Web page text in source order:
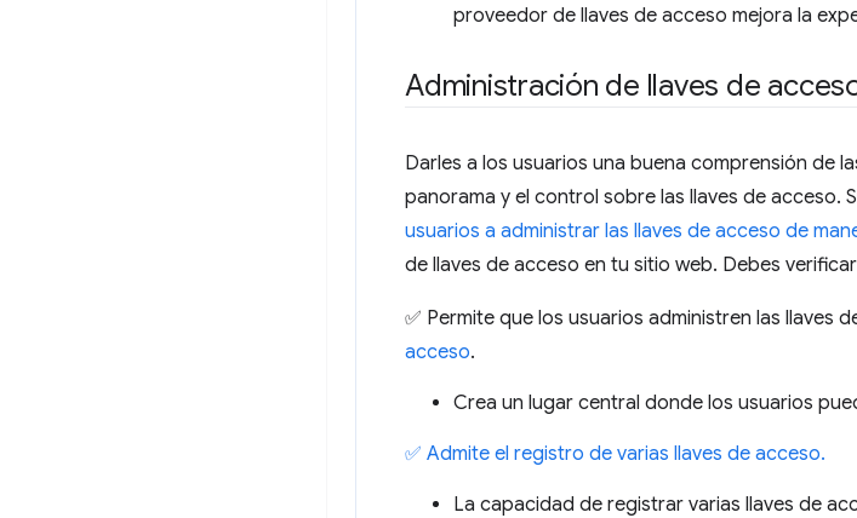
proveedor de llaves de acceso mejora la
Administración de llaves de
Darles a los usuarios una buena comprensión de
panorama y el control sobre las llaves de acceso.
usuarios a administrar las llaves de acceso de
de llaves de acceso en tu sitio web. Debes
✅ Permite que los usuarios administren las llaves
acceso.
Crea un lugar central donde los usuarios
✅ Admite el registro de varias llaves de acceso.
La capacidad de registrar varias llaves de